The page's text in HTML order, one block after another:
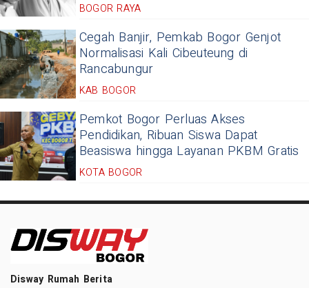
BOGOR RAYA
Cegah Banjir, Pemkab Bogor Genjot
Normalisasi Kali Cibeuteung di
Rancabungur
KAB BOGOR
Pemkot Bogor Perluas Akses
Pendidikan, Ribuan Siswa Dapat
Beasiswa hingga Layanan PKBM Gratis
KOTA BOGOR
Disway Rumah Berita